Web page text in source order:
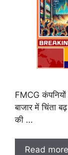
FMCG कंपनियों
बाजार में चिंता
की …
Read more